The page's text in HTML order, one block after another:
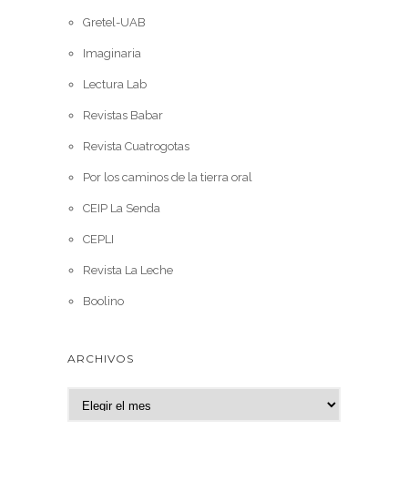
Gretel-UAB
Imaginaria
Lectura Lab
Revistas Babar
Revista Cuatrogotas
Por los caminos de la tierra oral
CEIP La Senda
CEPLI
Revista La Leche
Boolino
ARCHIVOS
r